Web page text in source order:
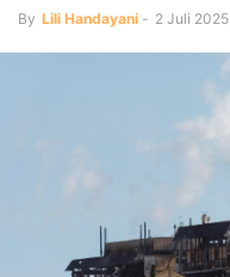
By Lili Handayani - 2 Juli 2025